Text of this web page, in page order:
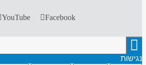
Facebook
YouTube
נגישות